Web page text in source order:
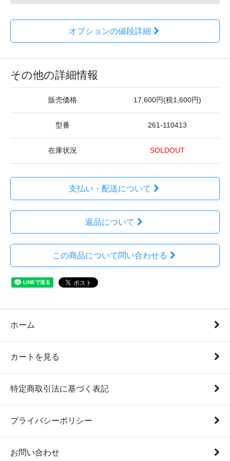
オプションの値段詳細
その他の詳細情報
販売価格 17,600円(税1,600円)
型番 261-110413
在庫状況 SOLDOUT
支払い・配送について
返品について
この商品について問い合わせる
ホーム
カートを見る
特定商取引法に基づく表記
プライバシーポリシー
お問い合わせ